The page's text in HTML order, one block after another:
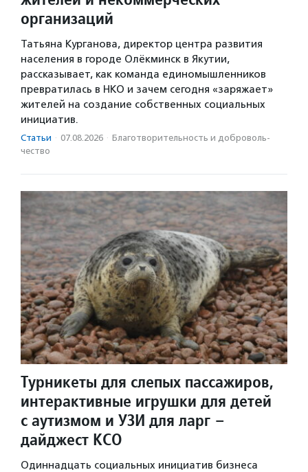
организаций
Татьяна Курганова, директор центра развития
населения в городе Олёкминск в Якутии,
рассказывает, как команда единомышленников
превратилась в НКО и зачем сегодня «заряжает»
жителей на создание собственных социальных
инициатив.
Статьи · 07.08.2026 · Благотвори­тель­ность и доброволь­
чест­во
Турникеты для слепых пассажиров,
интерактивные игрушки для детей
с аутизмом и УЗИ для ларг –
дайджест КСО
Одиннадцать социальных инициатив бизнеса